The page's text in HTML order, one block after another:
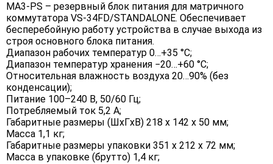
MA3-PS – резервный блок питания для матричного
коммутатора VS-34FD/STANDALONE. Обеспечивает
бесперебойную работу устройства в случае выхода из
строя основного блока питания.
Диапазон рабочих температур 0…+35 °C;
Диапазон температур хранения −20…+60 °C;
Относительная влажность воздуха 20…90% (без
конденсации);
Питание 100–240 В, 50/60 Гц;
Потребляемый ток 5,2 А;
Габаритные размеры (ШxГxВ) 218 x 142 x 50 мм;
Масса 1,1 кг;
Габаритные размеры упаковки 351 x 212 x 72 мм;
Масса в упаковке (брутто) 1,4 кг;